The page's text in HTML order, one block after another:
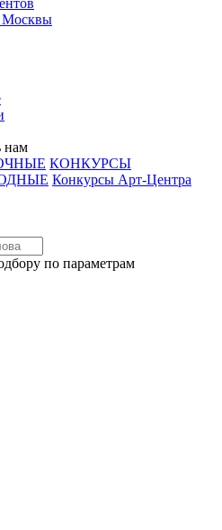
Москвы
нам
КОНКУРСЫ
Конкурсы Арт-Центра
по параметрам